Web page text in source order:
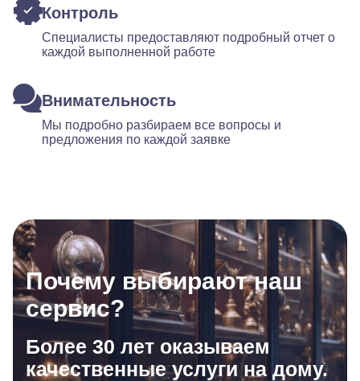
Контроль
Специалисты предоставляют подробный отчет о
каждой выполненной работе
Внимательность
Мы подробно разбираем все вопросы и
предложения по каждой заявке
Почему выбирают наш
сервис?
Более 30 лет оказываем
качественные услуги на дому.